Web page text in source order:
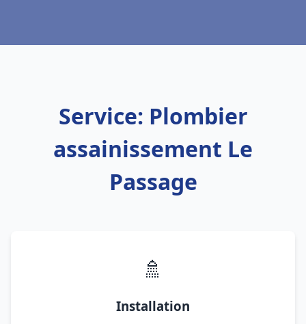
Service: Plombier
assainissement Le
Passage
🚿
Installation